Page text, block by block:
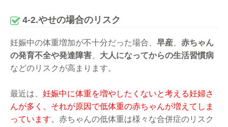
4-2.やせの場合のリスク
妊娠中の体重増加が不十分だった場合、 早産
赤ちゃん
の発育不全や発達障害
大人になってからの生活習慣病
などのリスクが高まります。
最近は、 妊娠中に体重を増やしたくないと考える妊婦さ
んが多く、それが原因で低体重の赤ちゃんが増えてしま
っています。赤ちゃんの低体重は様々な合併症のリスク